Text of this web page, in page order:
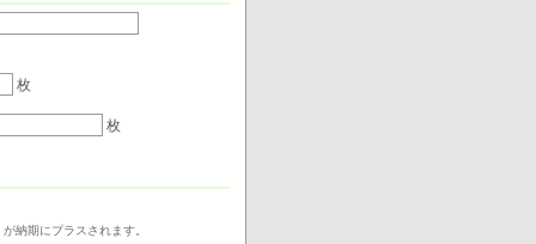
枚
枚
納期にプラスされます。